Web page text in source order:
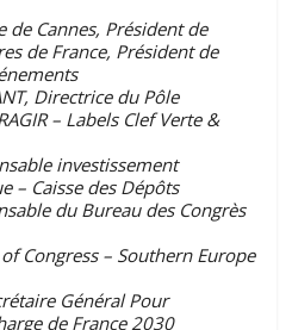
de Cannes, Président de
de France, Président de
Directrice du Pôle
– Labels Clef Verte &
investissement
– Caisse des Dépôts
du Bureau des Congrès
Congress – Southern Europe
Général Pour
de France 2030